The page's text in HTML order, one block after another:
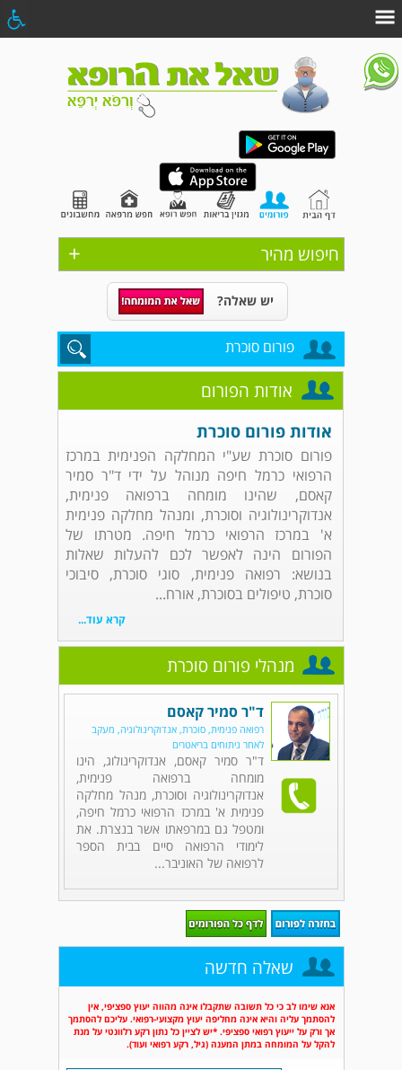
+ חיפוש מהיר
יש שאלה?
פורום סוכרת
אודות הפורום
אודות פורום סוכרת
פורום סוכרת שע"י המחלקה הפנימית במרכז
הרפואי כרמל חיפה מנוהל על ידי ד"ר סמיר
קאסם, שהינו מומחה ברפואה פנימית,
אנדוקרינולוגיה וסוכרת, ומנהל מחלקה פנימית
א' במרכז הרפואי כרמל חיפה. מטרתו של
הפורום הינה לאפשר לכם להעלות שאלות
בנושא: רפואה פנימית, סוגי סוכרת, סיבוכי
סוכרת, טיפולים בסוכרת, אורח...
קרא עוד...
מנהלי פורום סוכרת
ד"ר סמיר קאסם
רפואה פנימית, סוכרת, אנדוקרינולוגיה, מעקב
לאחר ניתוחים בריאטרים
ד"ר סמיר קאסם, אנדוקרינולוג, הינו
מומחה ברפואה פנימית,
אנדוקרינולוגיה וסוכרת, מנהל מחלקה
פנימית א' במרכז הרפואי כרמל חיפה,
ומטפל גם במרפאתו אשר בנצרת. את
לימודי הרפואה סיים בבית הספר
לרפואה של האוניבר...
שאלה חדשה
אנא שימו לב כי כל תשובה שתקבלו אינה מהווה יעוץ ספציפי, אין
להסתמך עליה והיא אינה מחליפה יעוץ מקצועי-רפואי. עליכם להסתמך
אך ורק על ייעוץ רפואי ספציפי. *יש לציין כל נתון רקע רלוונטי על מנת
להקל על המומחה במתן המענה (גיל, רקע רפואי ועוד).